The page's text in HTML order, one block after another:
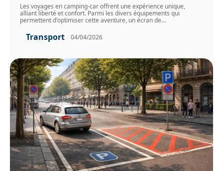
Les voyages en camping-car offrent une expérience unique,
alliant liberté et confort. Parmi les divers équipements qui
permettent d'optimiser cette aventure, un écran de…
Transport 04/04/2026